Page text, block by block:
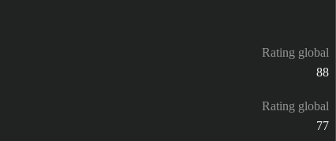
Rating global
88
Rating global
77